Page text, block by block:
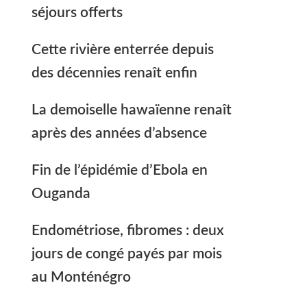
séjours offerts
Cette rivière enterrée depuis
des décennies renaît enfin
La demoiselle hawaïenne renaît
après des années d’absence
Fin de l’épidémie d’Ebola en
Ouganda
Endométriose, fibromes : deux
jours de congé payés par mois
au Monténégro